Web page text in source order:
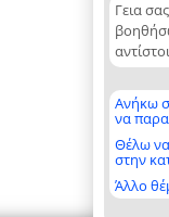
Γεια
Ανήκω
να
Θέλω
στην
Άλλο